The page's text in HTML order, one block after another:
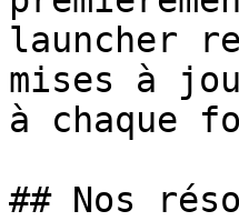
launcher
mises à
à chaque
## Nos